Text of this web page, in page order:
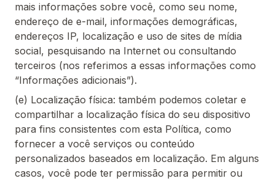
mais informações sobre você, como seu nome,
endereço de e-mail, informações demográficas,
endereços IP, localização e uso de sites de mídia
social, pesquisando na Internet ou consultando
terceiros (nos referimos a essas informações como
“Informações adicionais”).
(e) Localização física: também podemos coletar e
compartilhar a localização física do seu dispositivo
para fins consistentes com esta Política, como
fornecer a você serviços ou conteúdo
personalizados baseados em localização. Em alguns
casos, você pode ter permissão para permitir ou